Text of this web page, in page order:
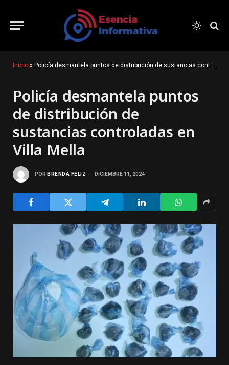
Inicio » Policía desmantela puntos de distribución de sustancias controladas en Villa Mella
Policía desmantela puntos
de distribución de
sustancias controladas en
Villa Mella
POR BRENDA FELIZ DICIEMBRE 11, 2024